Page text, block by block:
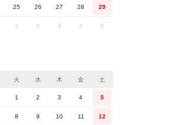
25 26 27 28 29
1 2 3 4 5
火 水 木 金 土
1 2 3 4 5
8 9 10 11 12